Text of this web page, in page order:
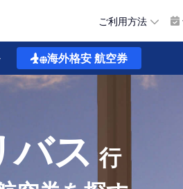
ご利用方法
海外格安航空券
バス 行